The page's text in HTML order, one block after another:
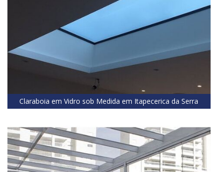
Claraboia em Vidro sob Medida em Itapecerica da Serra